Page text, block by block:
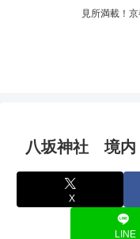
見所満載！
八坂神社 境内
X
LINE